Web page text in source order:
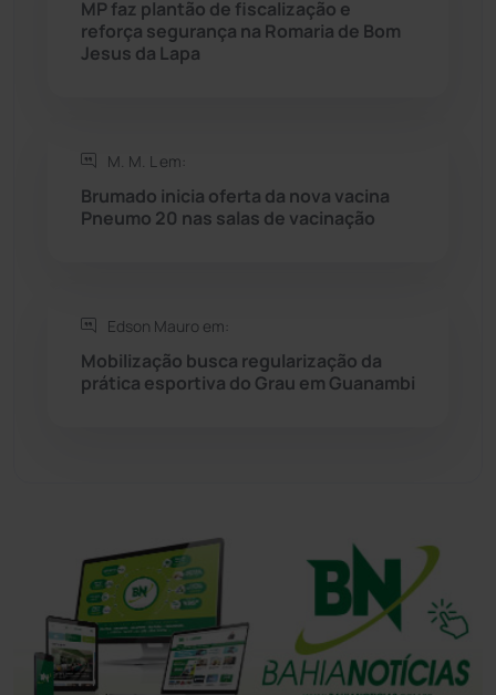
Sebastião Laranjeiras
Tanhaçu
Tecnologia
Urandi (158)
MP faz plantão de fiscalização e
reforça segurança na Romaria de Bom
Jesus da Lapa
M. M. L em:
Brumado inicia oferta da nova vacina
Pneumo 20 nas salas de vacinação
Edson Mauro em:
Mobilização busca regularização da
prática esportiva do Grau em Guanambi